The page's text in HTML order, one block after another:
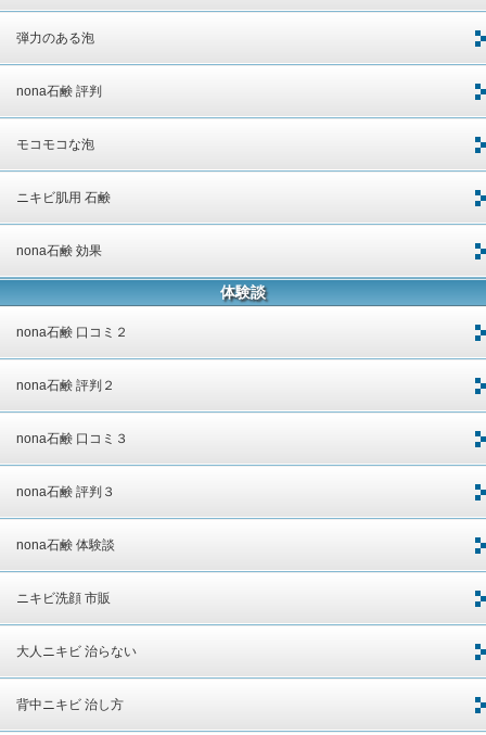
弾力のある泡
nona石鹸 評判
モコモコな泡
ニキビ肌用 石鹸
nona石鹸 効果
体験談
nona石鹸 口コミ２
nona石鹸 評判２
nona石鹸 口コミ３
nona石鹸 評判３
nona石鹸 体験談
ニキビ洗顔 市販
大人ニキビ 治らない
背中ニキビ 治し方